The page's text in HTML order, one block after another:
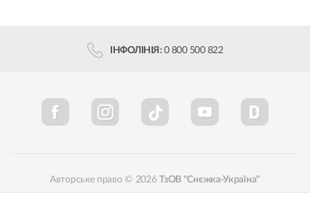
ІНФОЛІНІЯ: 0 800 500 822
Авторське право © 2026ТзОВ "Снєжка-Україна"